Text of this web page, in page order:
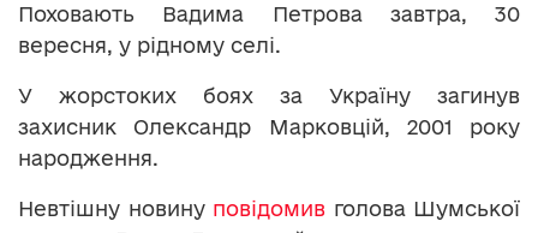
Поховають Вадима Петрова завтра, 30
вересня, у рідному селі.
У жорстоких боях за Україну загинув
захисник Олександр Марковцій, 2001 року
народження.
Невтішну новину повідомив голова Шумської